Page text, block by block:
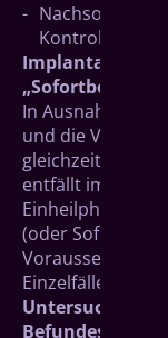
Nachsorge mit
Kontrolle und
Implantate mit
In
und die
gleichzeitig oder
entfällt im
Einheilphase.
(oder
Einzelfällen
Untersuchung,
Befundes und